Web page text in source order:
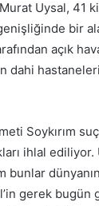
Uysal, 41
bir
açık
dahi
Soykırım
ihlal ediliyor.
bunlar
gerek bugün